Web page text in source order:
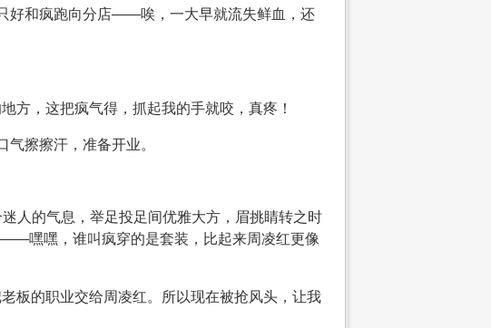
好和疯跑向分店——唉，一大早就流失鲜血，还
方，这把疯气得，抓起我的手就咬，真疼！
擦擦汗，准备开业。
人的气息，举足投足间优雅大方，眉挑睛转之时
嘿嘿，谁叫疯穿的是套装，比起来周凌红更像
板的职业交给周凌红。所以现在被抢风头，让我